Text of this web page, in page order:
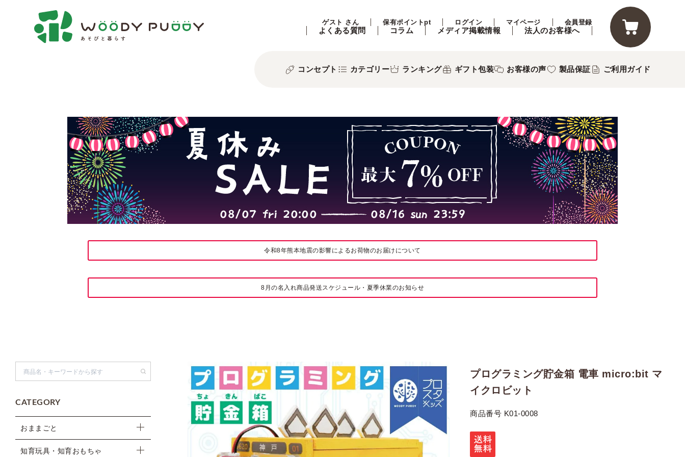
ゲスト さん 保有ポイントpt ログイン マイページ 会員登録
よくある質問 コラム メディア掲載情報 法人のお客様へ
コンセプト カテゴリー ランキング ギフト包装 お客様の声 製品保証 ご利用ガイド
令和8年熊本地震の影響によるお荷物のお届けについて
8月の名入れ商品発送スケジュール・夏季休業のお知らせ
CATEGORY
おままごと
知育玩具・知育おもちゃ
プログラミング貯金箱 電車 micro:bit マ
イクロビット
商品番号 K01-0008